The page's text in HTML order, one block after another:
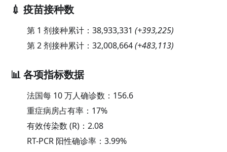
💉 疫苗接种数
第 1 剂接种累计： 38,933,331 (+393,225)
第 2 剂接种累计： 32,008,664(+483,113)
📊 各项指标数据
法国每 10 万人确诊数： 156.6
重症病房占有率： 17%
有效传染数 (R)： 2.08
RT-PCR 阳性确诊率： 3.99%